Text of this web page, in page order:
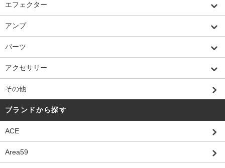
エフェクター
アンプ
パーツ
アクセサリー
その他
ブランドから探す
ACE
Area59